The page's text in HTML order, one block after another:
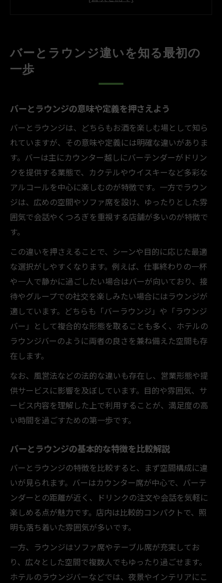
ラウンジとは何か？意外な魅力解説
ラウンジとはどんな場所か基本から理解
バーラウンジで感じるリラックス効果
ホテル内バーラウンジの活用ポイント
ビジネス接待で選ぶならバーかラウンジか
バーとラウンジどちらが接待向きか徹底比
較
ビジネスシーンに最適なバー利用法
ラウンジを活かした接待のコツと注意点
接待成功の鍵を握るバーラウンジ選び
雰囲気重視の夜を楽しむ場所選びのコツ
バーとラウンジの雰囲気を比較する方法
バーラウンジで非日常を味わう秘訣
雰囲気を重視したバー選びのチェック項目
ラウンジの落ち着く空間の魅力を徹底解説
バーでのひとときをより充実させる工夫
バーとラウンジの法的な違いを整理する
バーラウンジと風営法の関係を解説
バーとラウンジの営業形態の違いとは
法的観点から見るバーラウンジ利用の注意
バーとラウンジの運営ルールを比較しよう
バー経営に必要な知識と法的基準
女性スタッフがいる場所の選び方ポイント
バーラウンジでの女性スタッフの役割とは
バーとラウンジ女の子の接客スタイルの違
い
女性スタッフのいるバー選びの基準と注意
点
ラウンジで女性がいる空間の楽しみ方
バーとラウンジ違いを知る最初の
一歩
バーとラウンジの意味や定義を押さえよう
バーとラウンジは、どちらもお酒を楽しむ場として知ら
れていますが、その意味や定義には明確な違いがありま
す。バーは主にカウンター越しにバーテンダーがドリン
クを提供する業態で、カクテルやウイスキーなど多彩な
アルコールを中心に楽しむのが特徴です。一方でラウン
ジは、広めの空間やソファ席を設け、ゆったりとした雰
囲気で会話やくつろぎを重視する店舗が多いのが特徴で
す。
この違いを押さえることで、シーンや目的に応じた最適
な選択がしやすくなります。例えば、仕事終わりの一杯
や一人で静かに過ごしたい場合はバーが向いており、接
待やグループでの社交を楽しみたい場合にはラウンジが
適しています。どちらも「バーラウンジ」や「ラウンジ
バー」として複合的な形態を取ることも多く、ホテルの
ラウンジバーのように両者の良さを兼ね備えた空間も存
在します。
なお、風営法などの法的な違いも存在し、営業形態や提
供サービスに影響を及ぼしています。目的や雰囲気、サ
ービス内容を理解した上で利用することが、満足度の高
い時間を過ごすための第一歩です。
バーとラウンジの基本的な特徴を比較解説
バーとラウンジの特徴を比較すると、まず空間構成に違
いが見られます。バーはカウンター席が中心で、バーテ
ンダーとの距離が近く、ドリンクの注文や会話を気軽に
楽しめる点が魅力です。店内は比較的コンパクトで、照
明も落ち着いた雰囲気が多いです。
一方、ラウンジはソファ席やテーブル席が充実してお
り、広々とした空間で複数人でもゆったり過ごせます。
ホテルのラウンジバーなどでは、夜景やインテリアにこ